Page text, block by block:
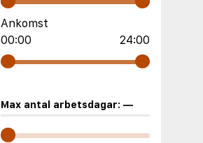
Ankomst
00:00
24:00
Max antal arbetsdagar: —